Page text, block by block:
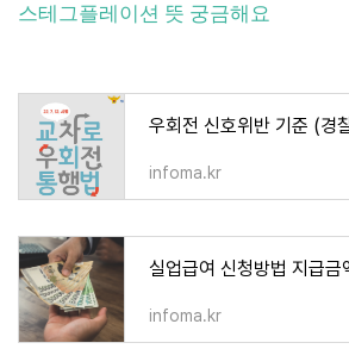
스테그플레이션 뜻 궁금해요
우회전 신호위반 기준 (경
infoma.kr
실업급여 신청방법 지급금
infoma.kr